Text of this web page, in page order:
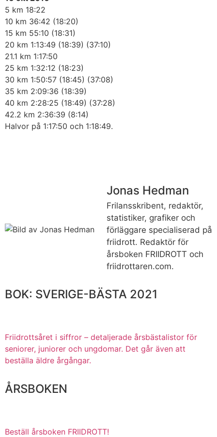
5 km 18:22
10 km 36:42 (18:20)
15 km 55:10 (18:31)
20 km 1:13:49 (18:39) (37:10)
21.1 km 1:17:50
25 km 1:32:12 (18:23)
30 km 1:50:57 (18:45) (37:08)
35 km 2:09:36 (18:39)
40 km 2:28:25 (18:49) (37:28)
42.2 km 2:36:39 (8:14)
Halvor på 1:17:50 och 1:18:49.
Jonas Hedman
Frilansskribent, redaktör,
statistiker, grafiker och
förläggare specialiserad på
friidrott. Redaktör för
årsboken FRIIDROTT och
friidrottaren.com.
BOK: SVERIGE-BÄSTA 2021
Friidrottsåret i siffror – detaljerade årsbästalistor för
seniorer, juniorer och ungdomar. Det går även att
beställa äldre årgångar.
ÅRSBOKEN
Beställ årsboken FRIIDROTT!